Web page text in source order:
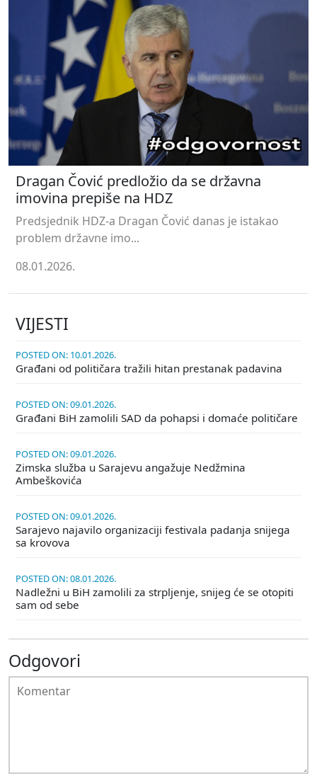
Dragan Čović predložio da se državna
imovina prepiše na HDZ
Predsjednik HDZ-a Dragan Čović danas je istakao
problem državne imo...
08.01.2026.
VIJESTI
POSTED ON: 10.01.2026.
Građani od političara tražili hitan prestanak padavina
POSTED ON: 09.01.2026.
Građani BiH zamolili SAD da pohapsi i domaće političare
POSTED ON: 09.01.2026.
Zimska služba u Sarajevu angažuje Nedžmina
Ambeškovića
POSTED ON: 09.01.2026.
Sarajevo najavilo organizaciji festivala padanja snijega
sa krovova
POSTED ON: 08.01.2026.
Nadležni u BiH zamolili za strpljenje, snijeg će se otopiti
sam od sebe
Odgovori